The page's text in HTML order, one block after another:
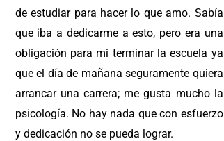
de estudiar para hacer lo que amo. Sabía
que iba a dedicarme a esto, pero era una
obligación para mi terminar la escuela ya
que el día de mañana seguramente quiera
arrancar una carrera; me gusta mucho la
psicología. No hay nada que con esfuerzo
y dedicación no se pueda lograr.